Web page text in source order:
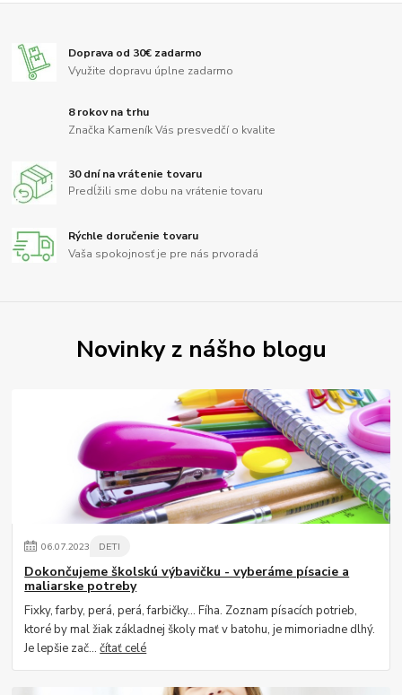
Doprava od 30€ zadarmo
Využite dopravu úplne zadarmo
8 rokov na trhu
Značka Kameník Vás presvedčí o kvalite
30 dní na vrátenie tovaru
Predĺžili sme dobu na vrátenie tovaru
Rýchle doručenie tovaru
Vaša spokojnosť je pre nás prvoradá
Novinky z nášho blogu
06.07.2023 DETI
Dokončujeme školskú výbavičku - vyberáme písacie a
maliarske potreby
Fixky, farby, perá, perá, farbičky... Fíha. Zoznam písacích potrieb,
ktoré by mal žiak základnej školy mať v batohu, je mimoriadne dlhý.
Je lepšie zač...čítať celé